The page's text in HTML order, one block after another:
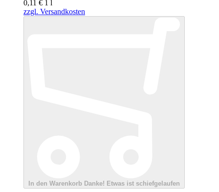
0,11 € 1 l
zzgl. Versandkosten
In den Warenkorb Danke! Etwas ist schiefgelaufen